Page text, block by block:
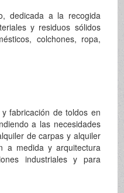
dedicada a la recogida
y residuos sólidos
colchones, ropa,
fabricación de toldos en
a las necesidades
de carpas y alquiler
a medida y arquitectura
industriales y para